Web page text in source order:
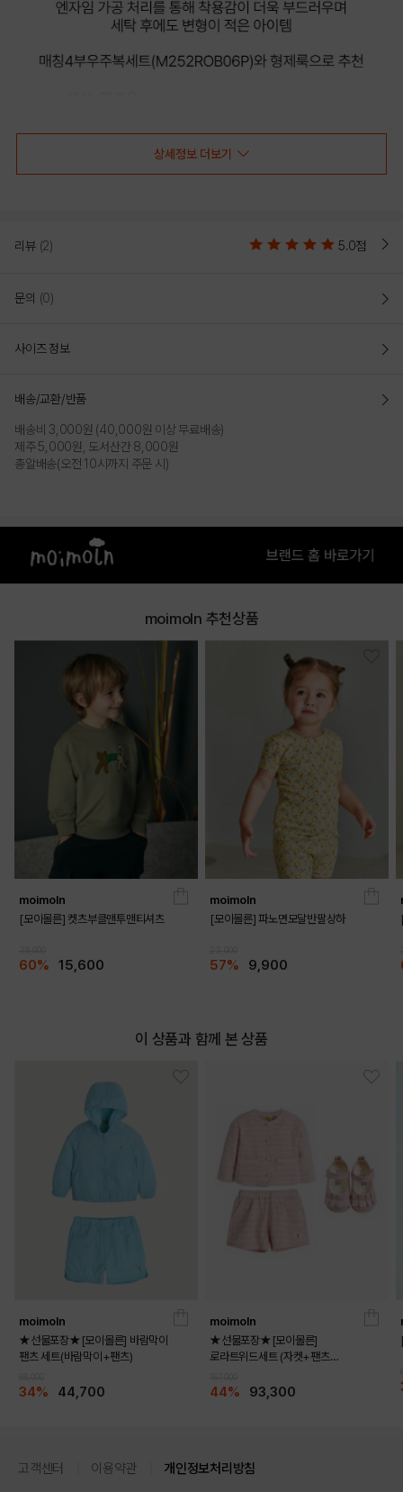
PRODUCT VIEW
상세정보 더보기
리뷰 (2) 5.0점
문의 (0)
사이즈 정보
배송/교환/반품
배송비 3,000원 (40,000원 이상 무료배송)
제주 5,000원, 도서산간 8,000원
총알배송(오전 10시까지 주문 시)
moimoln 추천상품
moimoln
[모이몰른] 켓츠부클맨투맨티셔츠
60% 15,600
moimoln
[모이몰른] 파노면모달반팔상하
57% 9,900
이 상품과 함께 본 상품
moimoln
★선물포장★[모이몰른] 바람막이
팬츠 세트(바람막이+팬츠)
34% 44,700
moimoln
★선물포장★[모이몰른]
로라트위드세트 (자켓+팬츠
44% 93,300
고객센터 이용약관 개인정보처리방침